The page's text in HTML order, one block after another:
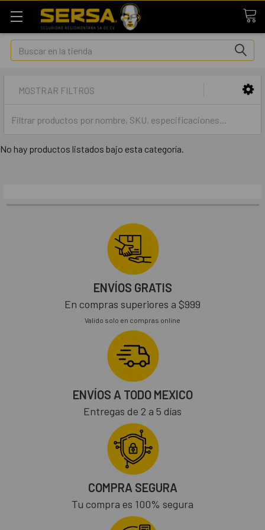
Buscar
MOSTRAR FILTROS
No hay productos listados bajo esta categoría.
ENVÍOS GRATIS
En compras superiores a $999
Valido solo en compras online
ENVÍOS A TODO MEXICO
Entregas de 2 a 5 días
COMPRA SEGURA
Tu compra es 100% segura